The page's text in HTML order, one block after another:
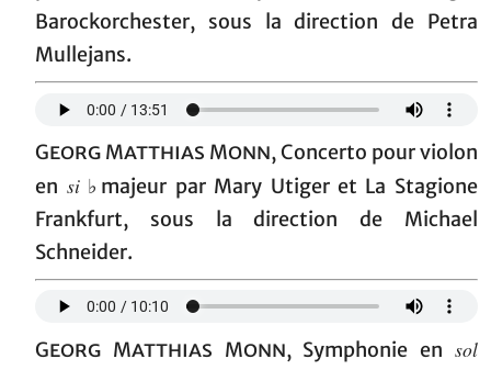
Barockorchester, sous la direction de Petra
Mullejans.
Georg Matthias Monn, Concerto pour violon
en si♭majeur par Mary Utiger et La Stagione
Frankfurt, sous la direction de Michael
Schneider.
Georg Matthias Monn,Symphonie en sol